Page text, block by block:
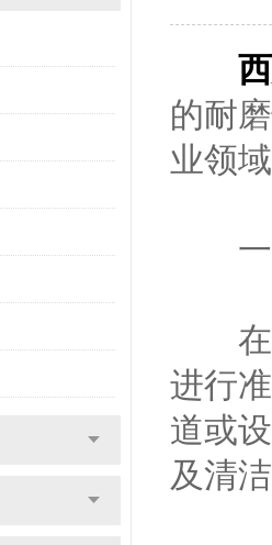
的耐
业领
一
在进
进行
道或
及清